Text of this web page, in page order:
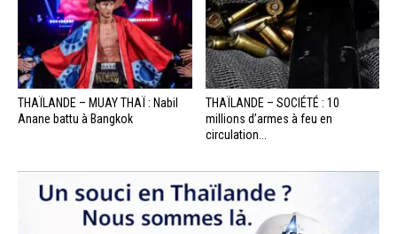
THAÏLANDE – MUAY THAÏ : Nabil
Anane battu à Bangkok
THAÏLANDE – SOCIÉTÉ : 10
millions d’armes à feu en
circulation...